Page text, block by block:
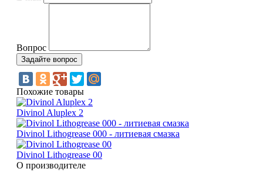
Вопрос
Похожие товары
Divinol Aluplex 2
Divinol Lithogrease 000 - литиевая смазка
Divinol Lithogrease 00
О производителе